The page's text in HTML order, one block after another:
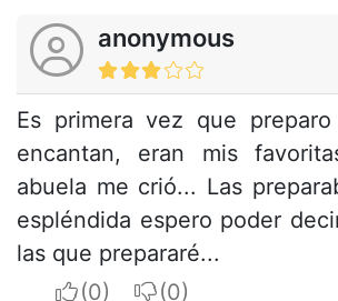
anonymous
Es primera vez que
encantan, eran mis
abuela me crió... Las
espléndida espero poder
las que prepararé...
I apreciateI do not